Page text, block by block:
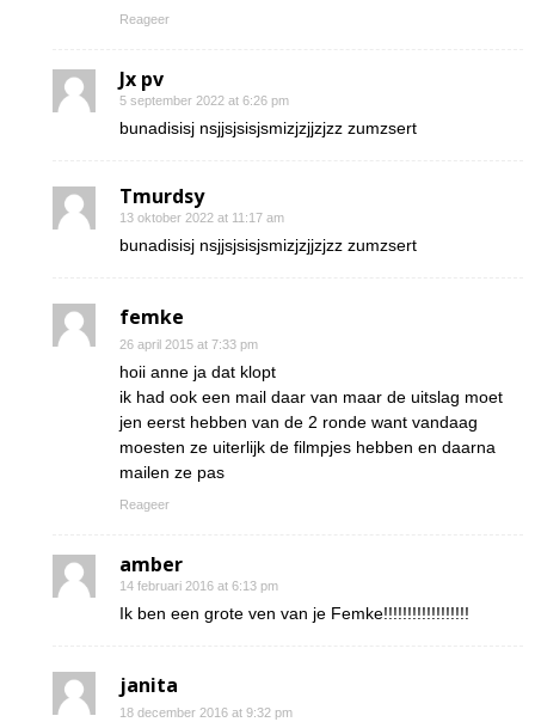
Reageer
Jx pv
5 september 2022 at 6:26 pm
bunadisisj nsjjsjsisjsmizjzjjzjzz zumzsert
Tmurdsy
13 oktober 2022 at 11:17 am
bunadisisj nsjjsjsisjsmizjzjjzjzz zumzsert
femke
26 april 2015 at 7:33 pm
hoii anne ja dat klopt
ik had ook een mail daar van maar de uitslag moet
jen eerst hebben van de 2 ronde want vandaag
moesten ze uiterlijk de filmpjes hebben en daarna
mailen ze pas
Reageer
amber
14 februari 2016 at 6:13 pm
Ik ben een grote ven van je Femke!!!!!!!!!!!!!!!!!!
janita
18 december 2016 at 9:32 pm